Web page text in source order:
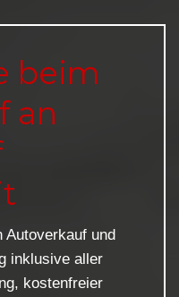
beim
an
Autoverkauf und
inklusive aller
kostenfreier